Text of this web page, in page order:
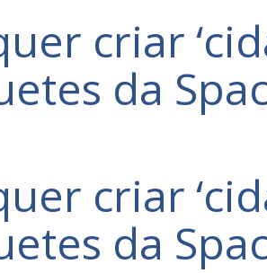
criar
da
criar
da